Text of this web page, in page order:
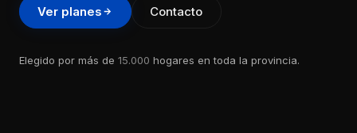
Ver planes Contacto
Elegido por más de 15.000 hogares en toda la provincia.